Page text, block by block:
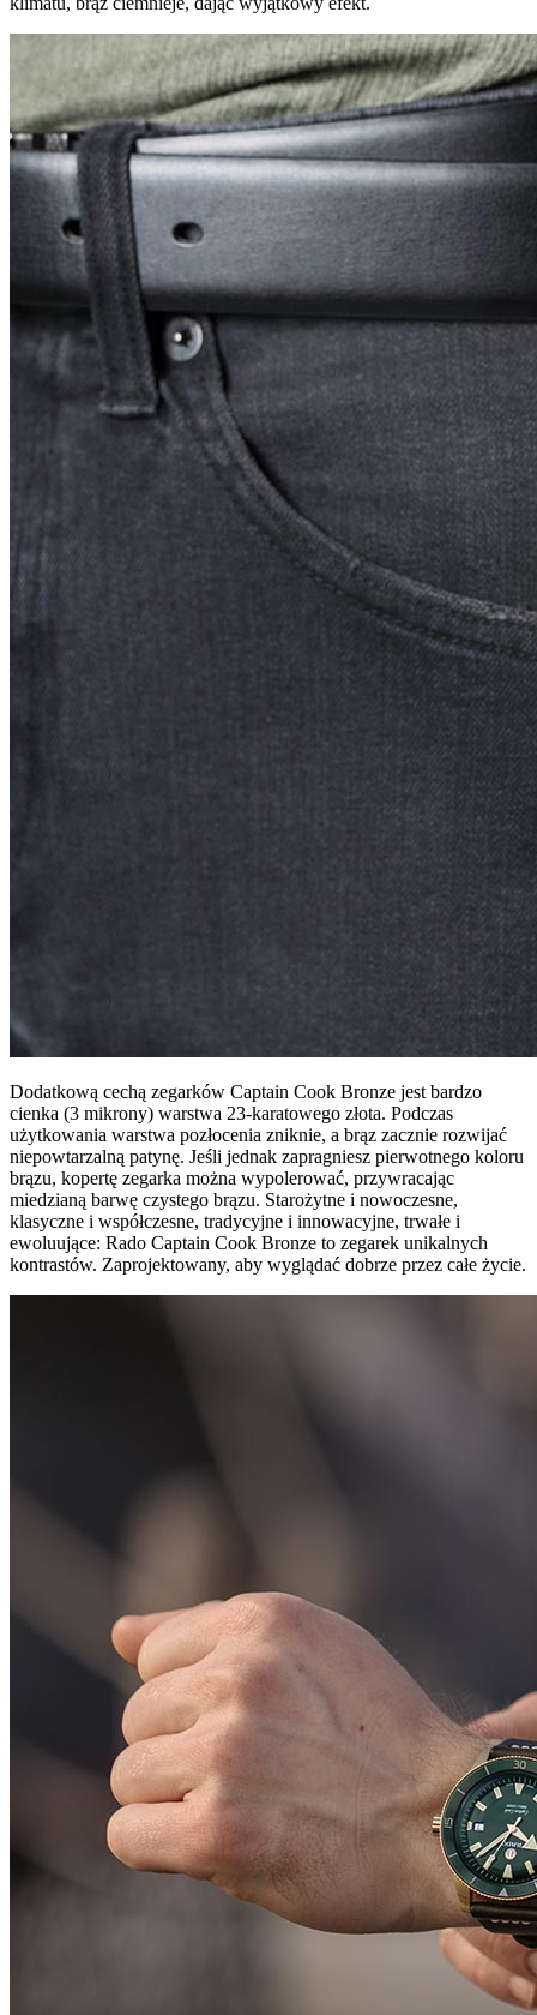
Dodatkową cechą zegarków Captain Cook Bronze jest bardzo
cienka (3 mikrony) warstwa 23-karatowego złota. Podczas
użytkowania warstwa pozłocenia zniknie, a brąz zacznie rozwijać
niepowtarzalną patynę. Jeśli jednak zapragniesz pierwotnego koloru
brązu, kopertę zegarka można wypolerować, przywracając
miedzianą barwę czystego brązu. Starożytne i nowoczesne,
klasyczne i współczesne, tradycyjne i innowacyjne, trwałe i
ewoluujące: Rado Captain Cook Bronze to zegarek unikalnych
kontrastów. Zaprojektowany, aby wyglądać dobrze przez całe życie.